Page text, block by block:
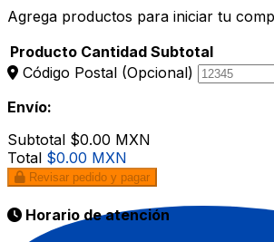
Agrega productos para iniciar tu
Producto Cantidad Subtotal
Código Postal (Opcional)
Envío:
Subtotal $0.00 MXN
Total $0.00 MXN
Revisar pedido y pagar
Horario de atención